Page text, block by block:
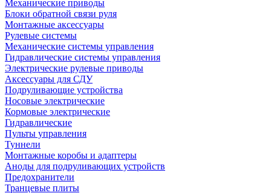
Механические приводы
Блоки обратной связи руля
Монтажные аксессуары
Рулевые системы
Механические системы управления
Гидравлические системы управления
Электрические рулевые приводы
Аксессуары для СДУ
Подруливающие устройства
Носовые электрические
Кормовые электрические
Гидравлические
Пульты управления
Туннели
Монтажные коробы и адаптеры
Аноды для подруливающих устройств
Предохранители
Транцевые плиты